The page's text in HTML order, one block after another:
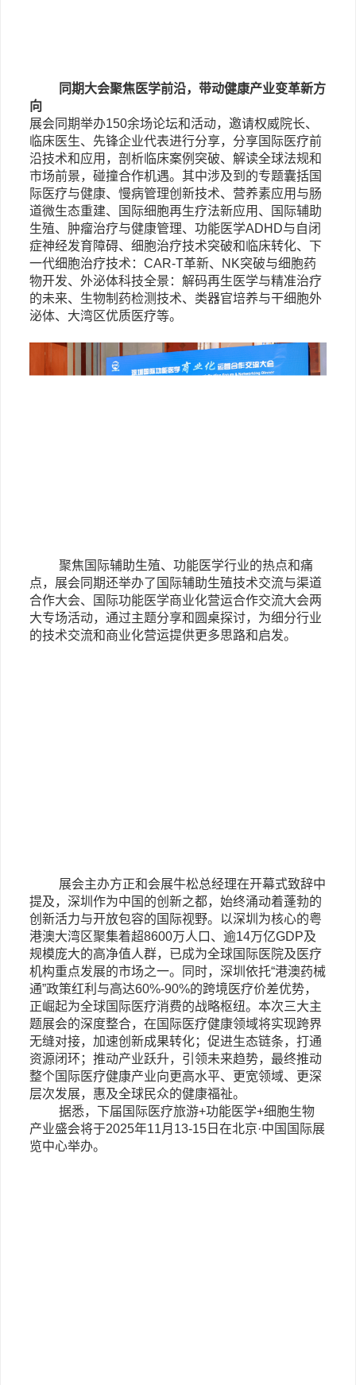
同期大会聚焦医学前沿，带动健康产业变革新方
向
展会同期举办150余场论坛和活动，邀请权威院长、
临床医生、先锋企业代表进行分享，分享国际医疗前
沿技术和应用，剖析临床案例突破、解读全球法规和
市场前景，碰撞合作机遇。其中涉及到的专题囊括国
际医疗与健康、慢病管理创新技术、营养素应用与肠
道微生态重建、国际细胞再生疗法新应用、国际辅助
生殖、肿瘤治疗与健康管理、功能医学ADHD与自闭
症神经发育障碍、细胞治疗技术突破和临床转化、下
一代细胞治疗技术：CAR-T革新、NK突破与细胞药
物开发、外泌体科技全景：解码再生医学与精准治疗
的未来、生物制药检测技术、类器官培养与干细胞外
泌体、大湾区优质医疗等。
聚焦国际辅助生殖、功能医学行业的热点和痛
点，展会同期还举办了国际辅助生殖技术交流与渠道
合作大会、国际功能医学商业化营运合作交流大会两
大专场活动，通过主题分享和圆桌探讨，为细分行业
的技术交流和商业化营运提供更多思路和启发。
展会主办方正和会展牛松总经理在开幕式致辞中
提及，深圳作为中国的创新之都，始终涌动着蓬勃的
创新活力与开放包容的国际视野。以深圳为核心的粤
港澳大湾区聚集着超8600万人口、逾14万亿GDP及
规模庞大的高净值人群，已成为全球国际医院及医疗
机构重点发展的市场之一。同时，深圳依托“港澳药械
通”政策红利与高达60%-90%的跨境医疗价差优势，
正崛起为全球国际医疗消费的战略枢纽。本次三大主
题展会的深度整合，在国际医疗健康领域将实现跨界
无缝对接，加速创新成果转化；促进生态链条，打通
资源闭环；推动产业跃升，引领未来趋势，最终推动
整个国际医疗健康产业向更高水平、更宽领域、更深
层次发展，惠及全球民众的健康福祉。
据悉，下届国际医疗旅游+功能医学+细胞生物
产业盛会将于2025年11月13-15日在北京·中国国际展
览中心举办。